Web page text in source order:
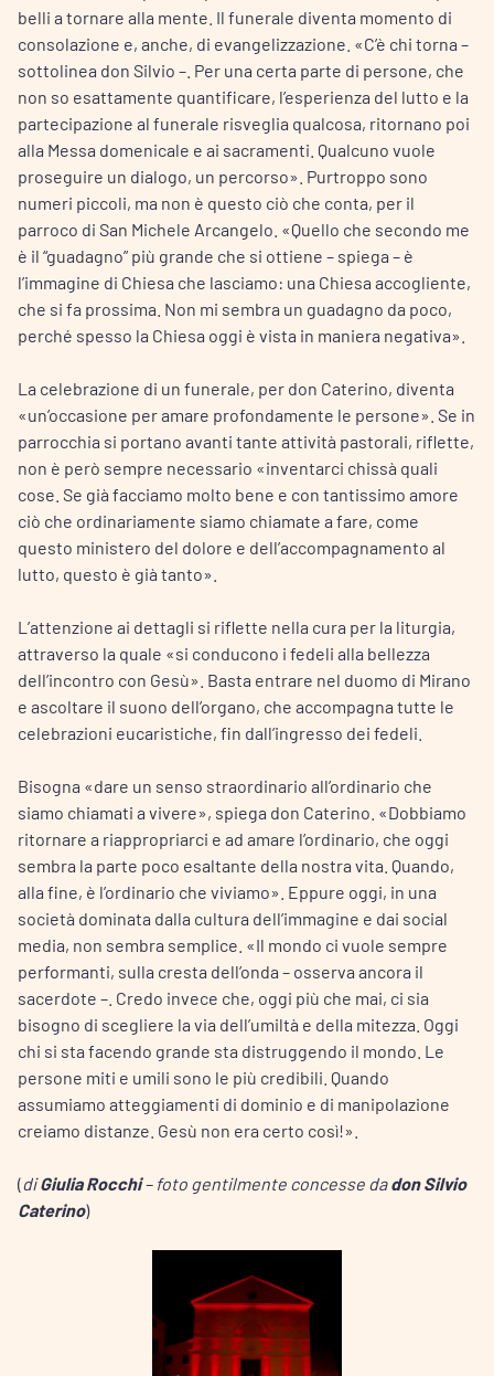
belli a tornare alla mente. Il funerale diventa momento di
consolazione e, anche, di evangelizzazione. «C’è chi torna –
sottolinea don Silvio –. Per una certa parte di persone, che
non so esattamente quantificare, l’esperienza del lutto e la
partecipazione al funerale risveglia qualcosa, ritornano poi
alla Messa domenicale e ai sacramenti. Qualcuno vuole
proseguire un dialogo, un percorso». Purtroppo sono
numeri piccoli, ma non è questo ciò che conta, per il
parroco di San Michele Arcangelo. «Quello che secondo me
è il “guadagno” più grande che si ottiene – spiega – è
l’immagine di Chiesa che lasciamo: una Chiesa accogliente,
che si fa prossima. Non mi sembra un guadagno da poco,
perché spesso la Chiesa oggi è vista in maniera negativa».
La celebrazione di un funerale, per don Caterino, diventa
«un’occasione per amare profondamente le persone». Se in
parrocchia si portano avanti tante attività pastorali, riflette,
non è però sempre necessario «inventarci chissà quali
cose. Se già facciamo molto bene e con tantissimo amore
ciò che ordinariamente siamo chiamate a fare, come
questo ministero del dolore e dell’accompagnamento al
lutto, questo è già tanto».
L’attenzione ai dettagli si riflette nella cura per la liturgia,
attraverso la quale «si conducono i fedeli alla bellezza
dell’incontro con Gesù». Basta entrare nel duomo di Mirano
e ascoltare il suono dell’organo, che accompagna tutte le
celebrazioni eucaristiche, fin dall’ingresso dei fedeli.
Bisogna «dare un senso straordinario all’ordinario che
siamo chiamati a vivere», spiega don Caterino. «Dobbiamo
ritornare a riappropriarci e ad amare l’ordinario, che oggi
sembra la parte poco esaltante della nostra vita. Quando,
alla fine, è l’ordinario che viviamo». Eppure oggi, in una
società dominata dalla cultura dell’immagine e dai social
media, non sembra semplice. «Il mondo ci vuole sempre
performanti, sulla cresta dell’onda – osserva ancora il
sacerdote –. Credo invece che, oggi più che mai, ci sia
bisogno di scegliere la via dell’umiltà e della mitezza. Oggi
chi si sta facendo grande sta distruggendo il mondo. Le
persone miti e umili sono le più credibili. Quando
assumiamo atteggiamenti di dominio e di manipolazione
creiamo distanze. Gesù non era certo così!».
(diGiulia Rocchi– foto gentilmente concesse dadon Silvio
Caterino)